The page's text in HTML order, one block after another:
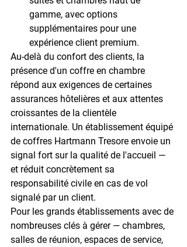
gamme, avec options
supplémentaires pour une
expérience client premium.
Au-delà du confort des clients, la
présence d'un coffre en chambre
répond aux exigences de certaines
assurances hôtelières et aux attentes
croissantes de la clientèle
internationale. Un établissement équipé
de coffres Hartmann Tresore envoie un
signal fort sur la qualité de l'accueil —
et réduit concrètement sa
responsabilité civile en cas de vol
signalé par un client.
Pour les grands établissements avec de
nombreuses clés à gérer — chambres,
salles de réunion, espaces de service,